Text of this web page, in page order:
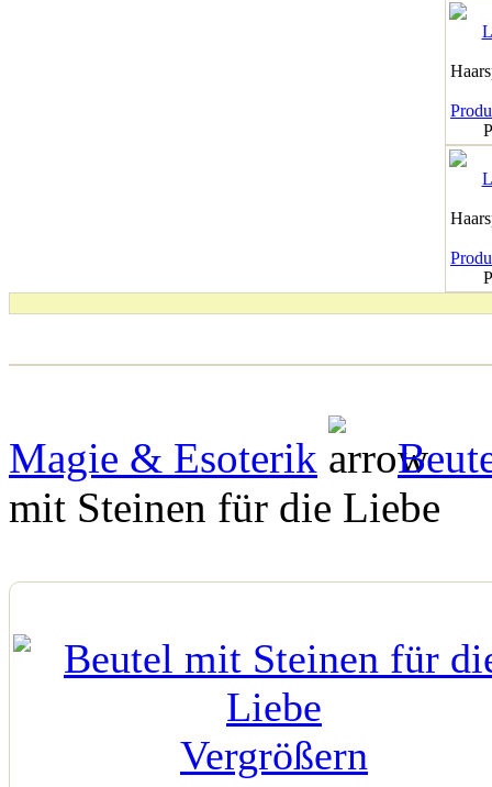
Magie & Esoterik
mit Steinen für die Liebe
Vergrößern